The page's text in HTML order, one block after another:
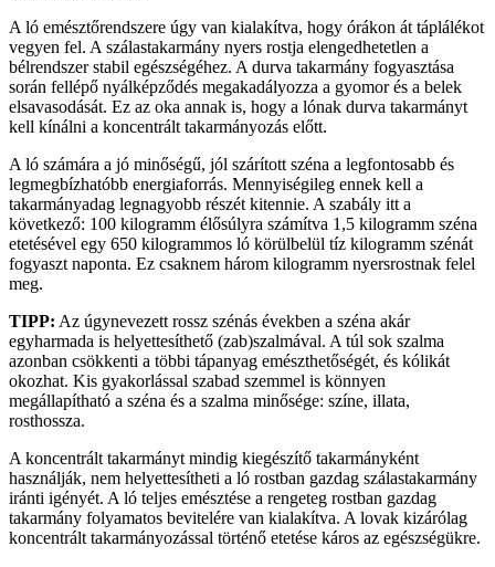
A ló emésztőrendszere úgy van kialakítva, hogy órákon át táplálékot
vegyen fel. A szálastakarmány nyers rostja elengedhetetlen a
bélrendszer stabil egészségéhez. A durva takarmány fogyasztása
során fellépő nyálképződés megakadályozza a gyomor és a belek
elsavasodását. Ez az oka annak is, hogy a lónak durva takarmányt
kell kínálni a koncentrált takarmányozás előtt.
A ló számára a jó minőségű, jól szárított széna a legfontosabb és
legmegbízhatóbb energiaforrás. Mennyiségileg ennek kell a
takarmányadag legnagyobb részét kitennie. A szabály itt a
következő: 100 kilogramm élősúlyra számítva 1,5 kilogramm széna
etetésével egy 650 kilogrammos ló körülbelül tíz kilogramm szénát
fogyaszt naponta. Ez csaknem három kilogramm nyersrostnak felel
meg.
TIPP: Az úgynevezett rossz szénás években a széna akár
egyharmada is helyettesíthető (zab)szalmával. A túl sok szalma
azonban csökkenti a többi tápanyag emészthetőségét, és kólikát
okozhat. Kis gyakorlással szabad szemmel is könnyen
megállapítható a széna és a szalma minősége: színe, illata,
rosthossza.
A koncentrált takarmányt mindig kiegészítő takarmányként
használják, nem helyettesítheti a ló rostban gazdag szálastakarmány
iránti igényét. A ló teljes emésztése a rengeteg rostban gazdag
takarmány folyamatos bevitelére van kialakítva. A lovak kizárólag
koncentrált takarmányozással történő etetése káros az egészségükre.